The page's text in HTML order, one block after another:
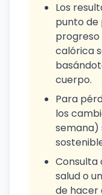
Los
punto de
progreso
calórica
cuerpo.
Para
los
semana)
Consulta
salud o
de hacer